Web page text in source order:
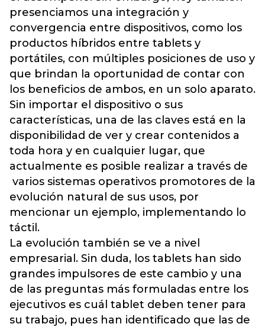
presenciamos una integración y
convergencia entre dispositivos, como los
productos híbridos entre tablets y
portátiles, con múltiples posiciones de uso y
que brindan la oportunidad de contar con
los beneficios de ambos, en un solo aparato.
Sin importar el dispositivo o sus
características, una de las claves está en la
disponibilidad de ver y crear contenidos a
toda hora y en cualquier lugar, que
actualmente es posible realizar a través de
varios sistemas operativos promotores de la
evolución natural de sus usos, por
mencionar un ejemplo, implementando lo
táctil.
La evolución también se ve a nivel
empresarial. Sin duda, los tablets han sido
grandes impulsores de este cambio y una
de las preguntas más formuladas entre los
ejecutivos es cuál tablet deben tener para
su trabajo, pues han identificado que las de